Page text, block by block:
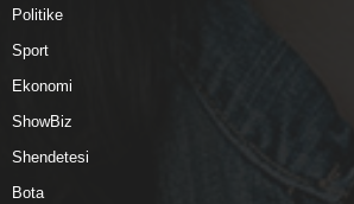
Politike
Sport
Ekonomi
ShowBiz
Shendetesi
Bota